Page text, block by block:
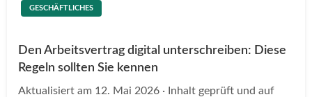
GESCHÄFTLICHES
Den Arbeitsvertrag digital unterschreiben: Diese
Regeln sollten Sie kennen
Aktualisiert am 12. Mai 2026 · Inhalt geprüft und auf